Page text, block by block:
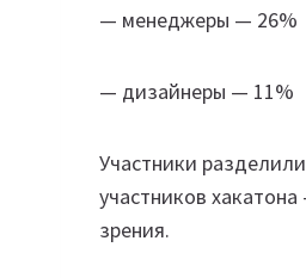
— менеджеры — 26%
— дизайнеры — 11%
Участники
участников
зрения.